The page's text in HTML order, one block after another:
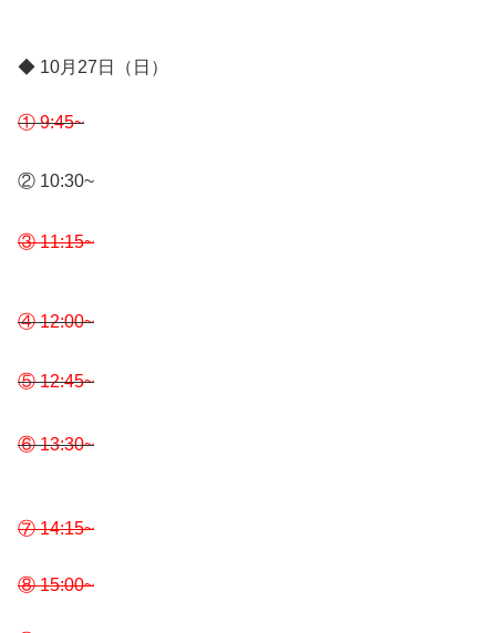
◆ 10月27日（日）
① 9:45~
② 10:30~
③ 11:15~
④ 12:00~
⑤ 12:45~
⑥ 13:30~
⑦ 14:15~
⑧ 15:00~